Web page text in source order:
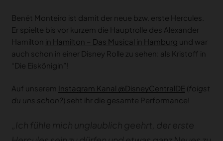
Benét Monteiro ist damit der neue bzw. erste Hercules.
Er spielte bis vor kurzem die Hauptrolle des Alexander
Hamilton in Hamilton – Das Musical in Hamburg und war
auch schon in einer Disney Rolle zu sehen: als Kristoff in
“Die Eiskönigin”!
Auf unserem Instagram Kanal @DisneyCentralDE (folgst
du uns schon?) seht ihr die gesamte Performance!